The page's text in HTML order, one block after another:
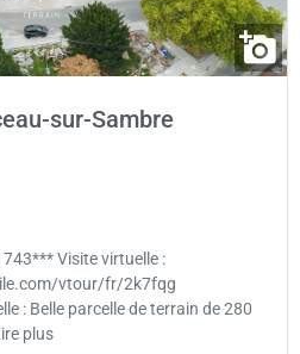
sur-Sambre
Visite virtuelle :
vtour/fr/2k7fqg
: Belle parcelle de terrain de 280
plus